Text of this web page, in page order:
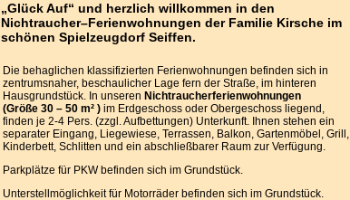
„Glück Auf“ und herzlich willkommen in den
Nichtraucher–Ferienwohnungen der Familie Kirsche im
schönen Spielzeugdorf Seiffen.
Die behaglichen klassifizierten Ferienwohnungen befinden sich in
zentrumsnaher, beschaulicher Lage fern der Straße, im hinteren
Hausgrundstück. In unseren Nichtraucherferienwohnungen
(Größe 30 – 50 m² ) im Erdgeschoss oder Obergeschoss liegend,
finden je 2-4 Pers. (zzgl. Aufbettungen) Unterkunft. Ihnen stehen ein
separater Eingang, Liegewiese, Terrassen, Balkon, Gartenmöbel, Grill,
Kinderbett, Schlitten und ein abschließbarer Raum zur Verfügung.
Parkplätze für PKW befinden sich im Grundstück.
Unterstellmöglichkeit für Motorräder befinden sich im Grundstück.